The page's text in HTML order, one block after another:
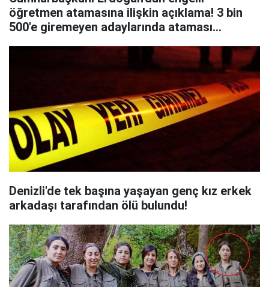
öğretmen atamasına ilişkin açıklama! 3 bin
500'e giremeyen adaylarında ataması
Denizli'de tek başına yaşayan genç kız erkek
arkadaşı tarafından ölü bulundu!